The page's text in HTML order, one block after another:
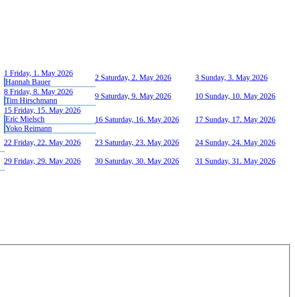
1 Friday, 1. May 2026
Hannah Bauer
2 Saturday, 2. May 2026 3 Sunday, 3. May 2026
8 Friday, 8. May 2026
Tim Hirschmann
9 Saturday, 9. May 2026 10 Sunday, 10. May 2026
15 Friday, 15. May 2026
Eric Mielsch
Yoko Reimann
16 Saturday, 16. May 2026 17 Sunday, 17. May 2026
22 Friday, 22. May 2026 23 Saturday, 23. May 2026 24 Sunday, 24. May 2026
29 Friday, 29. May 2026 30 Saturday, 30. May 2026 31 Sunday, 31. May 2026